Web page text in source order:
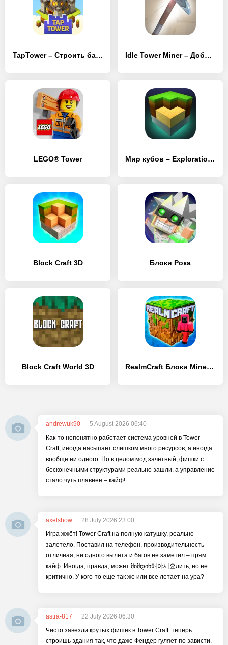
TapTower – Строить башню из блоков Idle Tower Miner – Добывай и строй
LEGO® Tower Мир кубов – Exploration Lite Craft
Block Craft 3D Блоки Рока
Block Craft World 3D RealmCraft Блоки Mine 3D Крафт
andrewuk90
5 August 2026 06:40
Как-то непонятно работает система уровней в Tower
Craft, иногда насыпает слишком много ресурсов, а иногда
вообще ни одного. Но в целом мод зачетный, фишки с
бесконечными структурами реально зашли, а управление
стало чуть плавнее – кайф!
axelshow
28 July 2026 23:00
Игра жжёт! Tower Craft на полную катушку, реально
залетело. Поставил на телефон, производительность
отличная, ни одного вылета и багов не заметил – прям
кайф. Иногда, правда, может მიმდინ해야세요лить, но не
критично. У кого-то еще так же или все летает на ура?
astra-817
22 July 2026 06:30
Чисто завезли крутых фишек в Tower Craft: теперь
строишь здания так, что даже Фендер гуляет по зависти.